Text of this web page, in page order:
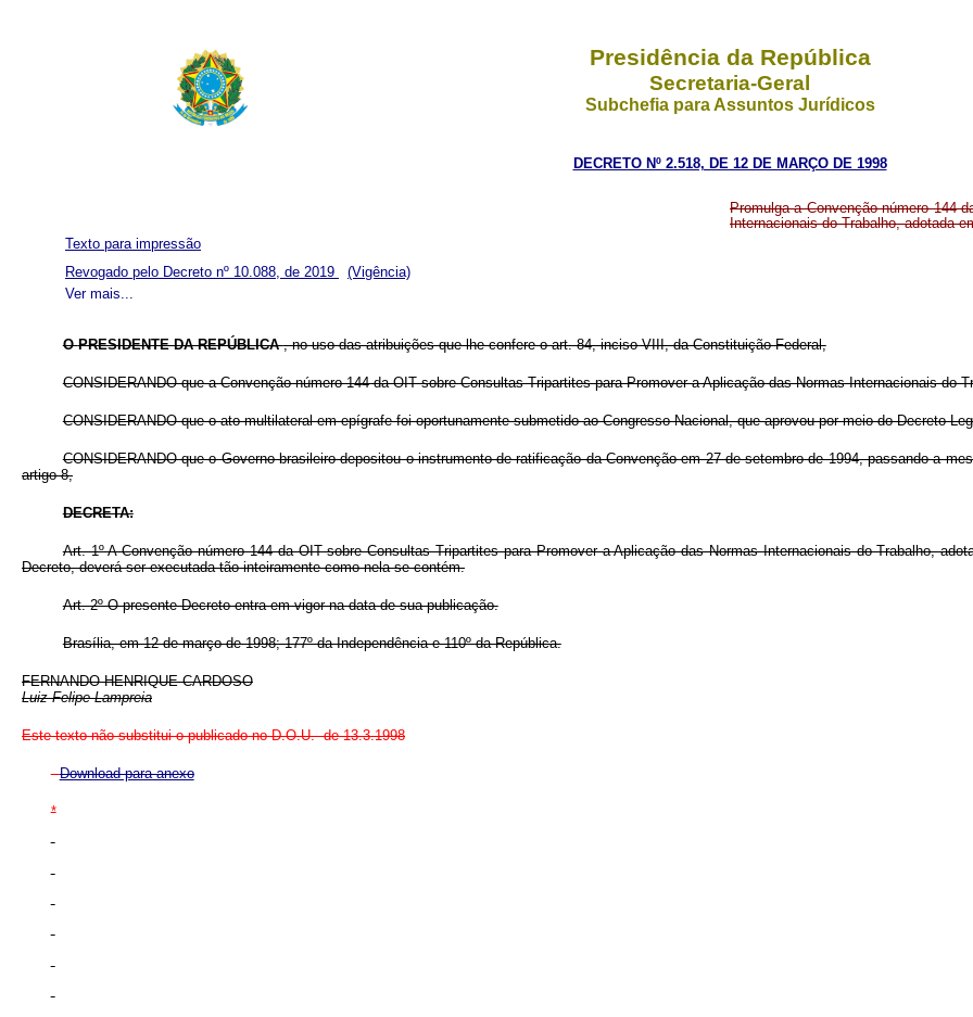
Presidência da República
Secretaria-Geral
Subchefia para Assuntos Jurídicos
DECRETO Nº 2.518, DE 12 DE MARÇO DE 1998
Promulga a Convenção número 144
Internacionais do Trabalho, adotada
Ver mais...
Texto para impressão
Revogado pelo Decreto nº 10.088, de 2019
(Vigência)
OPRESIDENTE DA REPÚBLICA, no uso das atribuições que lhe confere o art. 84, inciso VIII, da Constituição Federal,
CONSIDERANDO que a Convenção número 144 da OIT sobre Consultas Tripartites para Promover a Aplicação das Normas Internacionais do
CONSIDERANDO que o ato multilateral em epígrafe foi oportunamente submetido ao Congresso Nacional, que aprovou por meio do Decreto
CONSIDERANDO que o Governo brasileiro depositou o instrumento de ratificação da Convenção em 27 de setembro de 1994, passando a
artigo 8,
DECRETA:
Art. 1º A Convenção número 144 da OIT sobre Consultas Tripartites para Promover a Aplicação das Normas Internacionais do Trabalho,
Decreto, deverá ser executada tão inteiramente como nela se contém.
Art. 2º O presente Decreto entra em vigor na data de sua publicação.
Brasília, em 12 de março de 1998; 177º da Independência e 110º da República.
FERNANDO HENRIQUE CARDOSO
Luiz Felipe Lampreia
Este texto não substitui o publicado no D.O.U. de13.3.1998
Download para anexo
*